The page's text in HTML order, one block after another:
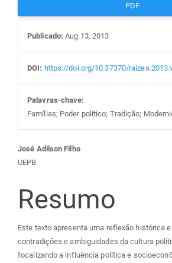
PDF
Publicado: Aug 13, 2013
DOI: https://doi.org/10.37370/
Palavras-chave:
Famílias; Poder político; Tradição;
Conteúdo
do
artigo
principal
José Adilson Filho
UEPB
Resumo
Este texto apresenta uma reflexão histórica
contradições e ambiguidades da cultura
focalizando a influência política e